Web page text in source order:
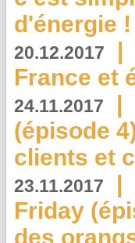
d'énergie !
20.12.2017 |
France et
24.11.2017 |
(épisode
clients et
23.11.2017 |
Friday
des